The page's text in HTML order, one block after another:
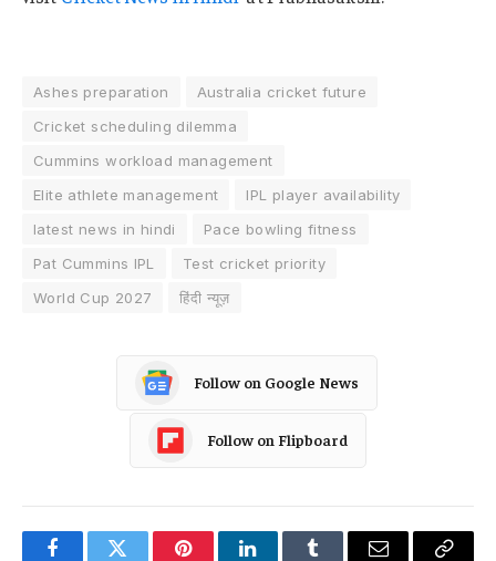
Ashes preparation
Australia cricket future
Cricket scheduling dilemma
Cummins workload management
Elite athlete management
IPL player availability
latest news in hindi
Pace bowling fitness
Pat Cummins IPL
Test cricket priority
World Cup 2027
हिंदी न्यूज़
Follow on Google News
Follow on Flipboard